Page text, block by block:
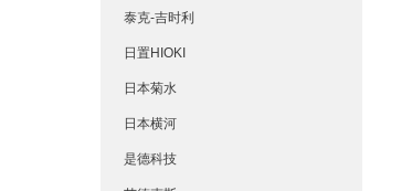
泰克-吉时利
日置HIOKI
日本菊水
日本横河
是德科技